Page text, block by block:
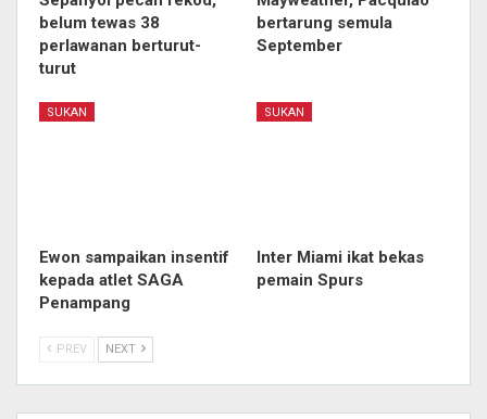
belum tewas 38
perlawanan berturut-
turut
bertarung semula
September
SUKAN
Ewon sampaikan insentif
kepada atlet SAGA
Penampang
SUKAN
Inter Miami ikat bekas
pemain Spurs
PREV NEXT